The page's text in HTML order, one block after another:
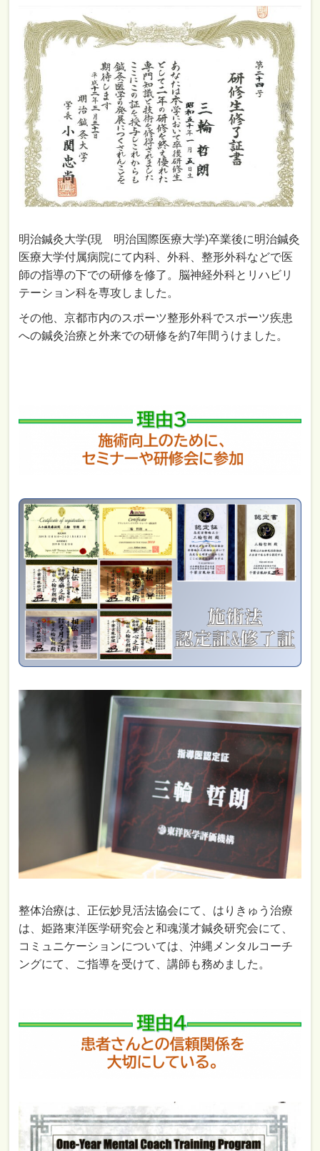
明治鍼灸大学(現 明治国際医療大学)卒業後に明治鍼灸
医療大学付属病院にて内科、外科、整形外科などで医
師の指導の下での研修を修了。脳神経外科とリハビリ
テーション科を専攻しました。
その他、京都市内のスポーツ整形外科でスポーツ疾患
への鍼灸治療と外来での研修を約7年間うけました。
整体治療は、正伝妙見活法協会にて、はりきゅう治療
は、姫路東洋医学研究会と和魂漢才鍼灸研究会にて、
コミュニケーションについては、沖縄メンタルコーチ
ングにて、ご指導を受けて、講師も務めました。